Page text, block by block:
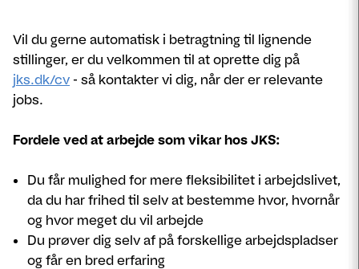
Vil du gerne automatisk i betragtning til lignende
stillinger, er du velkommen til at oprette dig på
jks.dk/cv - så kontakter vi dig, når der er relevante
jobs.
Fordele ved at arbejde som vikar hos JKS:
Du får mulighed for mere fleksibilitet i arbejdslivet,
da du har frihed til selv at bestemme hvor, hvornår
og hvor meget du vil arbejde
Du prøver dig selv af på forskellige arbejdspladser
og får en bred erfaring